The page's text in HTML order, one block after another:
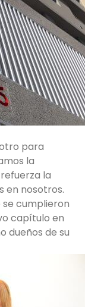
para
la
la
en nosotros.
se cumplieron
capítulo en
dueños de su